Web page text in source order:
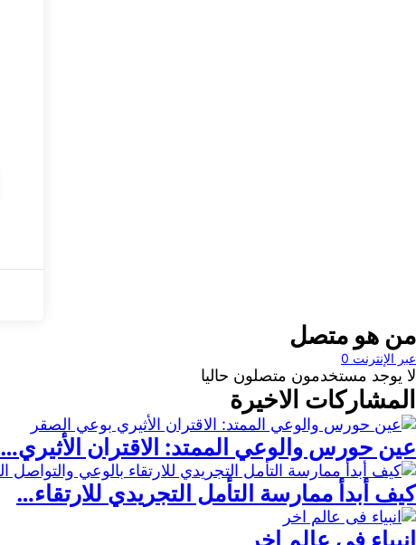
من هو متصل
عبر الإنترنت 0
لا يوجد مستخدمون متصلون حاليا
المشاركات الاخيرة
عين حورس والوعي الممتد: الاقتران الأثيري…
كيف أبدأ ممارسة التأمل التجريدي للارتقاء…
انبياء فى عالم اخر